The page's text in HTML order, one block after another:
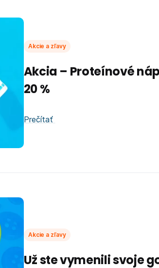
Akcie a zľavy
Akcia – Proteínové
20 %
Prečítať
Akcie a zľavy
Už ste vymenili svoje